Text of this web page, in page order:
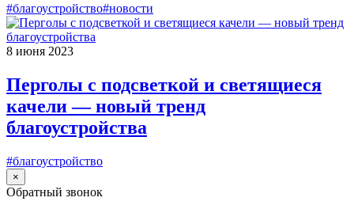
#благоустройство#новости
8 июня 2023
Перголы с подсветкой и светящиеся
качели — новый тренд
благоустройства
#благоустройство
×
Обратный звонок